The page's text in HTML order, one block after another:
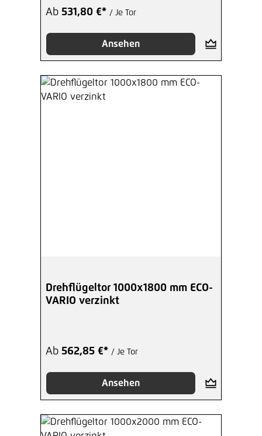
Ab 531,80 €* / Je Tor
Ansehen
Drehflügeltor 1000x1800 mm ECO-
VARIO verzinkt
Ab 562,85 €* / Je Tor
Ansehen